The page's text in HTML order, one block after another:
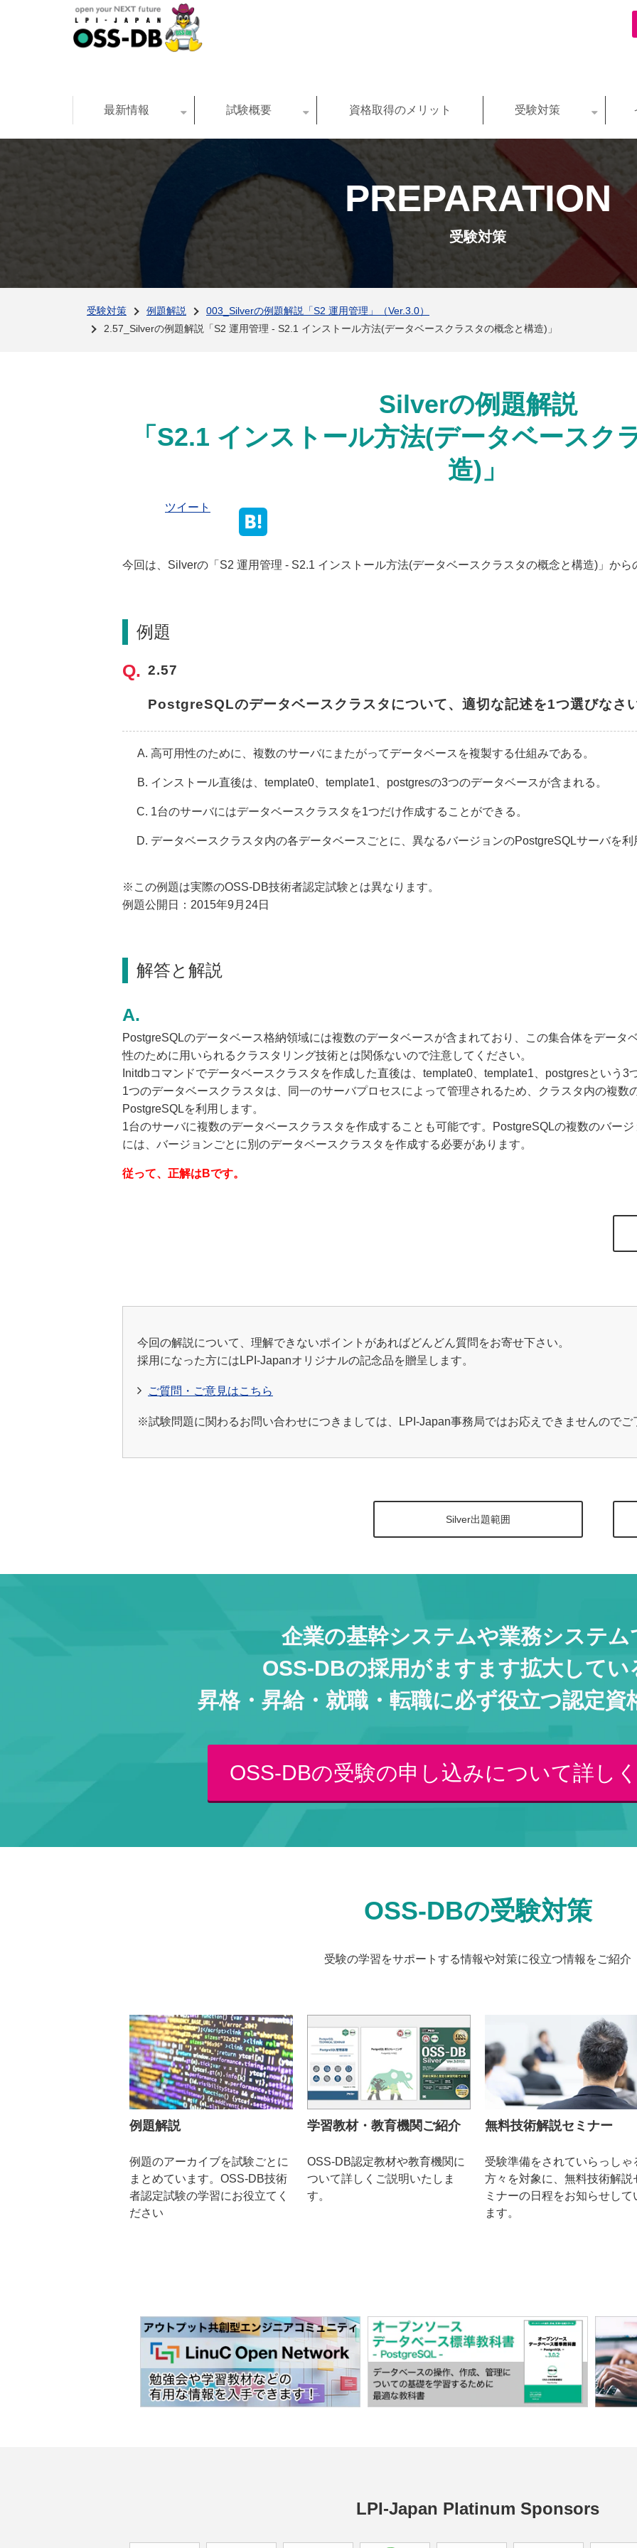
最新情報 試験概要 資格取得のメリット 受験対策
PREPARATION
受験対策
受験対策 例題解説
003_Silverの例題解説「S2 運用管理」（Ver.3.0）
2.57_Silverの例題解説「S2 運用管理 - S2.1 インストール方法(データベースクラスタの概念と構造)」
Silverの例題解説
「S2.1 インストール方法(データベースク
造)」
ツイート
今回は、Silverの「S2 運用管理 - S2.1 インストール方法(データベースクラスタの概念と構造)」から
例題
2.57
PostgreSQLのデータベースクラスタについて、適切な記述を1つ選びなさい
高可用性のために、複数のサーバにまたがってデータベースを複製する仕組みである。
インストール直後は、template0、template1、postgresの3つのデータベースが含まれる。
1台のサーバにはデータベースクラスタを1つだけ作成することができる。
データベースクラスタ内の各データベースごとに、異なるバージョンのPostgreSQLサーバを利
※この例題は実際のOSS-DB技術者認定試験とは異なります。
例題公開日：2015年9月24日
解答と解説
PostgreSQLのデータベース格納領域には複数のデータベースが含まれており、この集合体をデータ
性のために用いられるクラスタリング技術とは関係ないので注意してください。
Initdbコマンドでデータベースクラスタを作成した直後は、template0、template1、postgresという3
1つのデータベースクラスタは、同一のサーバプロセスによって管理されるため、クラスタ内の複数
PostgreSQLを利用します。
1台のサーバに複数のデータベースクラスタを作成することも可能です。PostgreSQLの複数のバー
には、バージョンごとに別のデータベースクラスタを作成する必要があります。
従って、正解はBです。
今回の解説について、理解できないポイントがあればどんどん質問をお寄せ下さい。
採用になった方にはLPI-Japanオリジナルの記念品を贈呈します。
ご質問・ご意見はこちら
※試験問題に関わるお問い合わせにつきましては、LPI-Japan事務局ではお応えできませんのでご
Silver出題範囲
企業の基幹システムや業務システム
OSS-DBの採用がますます拡大してい
昇格・昇給・就職・転職に必ず役立つ認定資
OSS-DBの受験の申し込みについて詳し
OSS-DBの受験対策
受験の学習をサポートする情報や対策に役立つ情報をご紹介
例題解説
例題のアーカイブを試験ごとに
まとめています。OSS-DB技術
者認定試験の学習にお役立てく
ださい
学習教材・教育機関ご紹介
OSS-DB認定教材や教育機関に
ついて詳しくご説明いたしま
す。
無料技術解説セミナー
受験準備をされていらっしゃ
方々を対象に、無料技術解説
ミナーの日程をお知らせして
ます。
LPI-Japan Platinum Sponsors